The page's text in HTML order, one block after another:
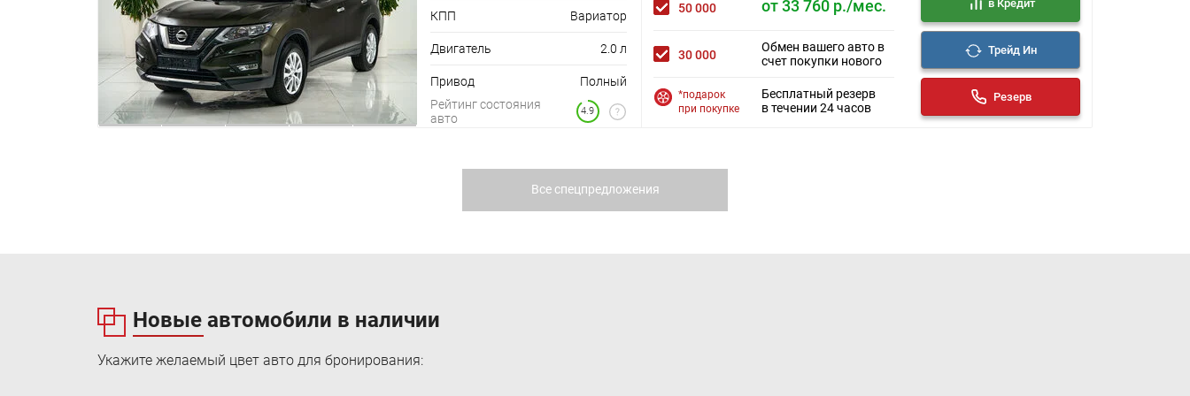
КПП Вариатор
Двигатель 2.0 л
Привод
Полный
Рейтинг состояния
авто
4.9
50 000 от 33 760 р./мес. в Кредит
30 000
Обмен вашего авто в
счет покупки нового
Трейд Ин
*подарок
при покупке
Бесплатный резерв
в течении 24 часов
Резерв
Все спецпредложения
Новые автомобили в наличии
Укажите желаемый цвет авто для бронирования: